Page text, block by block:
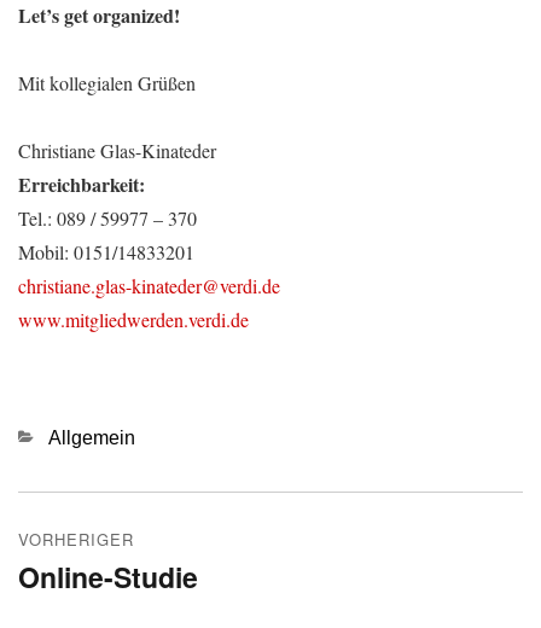
Let’s get organized!
Mit kollegialen Grüßen
Christiane Glas-Kinateder
Erreichbarkeit:
Tel.: 089 / 59977 – 370
Mobil: 0151/14833201
christiane.glas-kinateder@verdi.de
www.mitgliedwerden.verdi.de
Kategorien
Allgemein
VORHERIGER
Vorheriger
Online-Studie